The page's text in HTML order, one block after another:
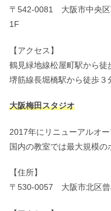
〒542-0081 大阪市中央
1F
【アクセス】
鶴見緑地線松屋町駅から徒
堺筋線長堀橋駅から徒歩３
大阪梅田スタジオ
2017年にリニューアルオー
国内の教室では最大規模の
【住所】
〒530-0057 大阪市北区曾